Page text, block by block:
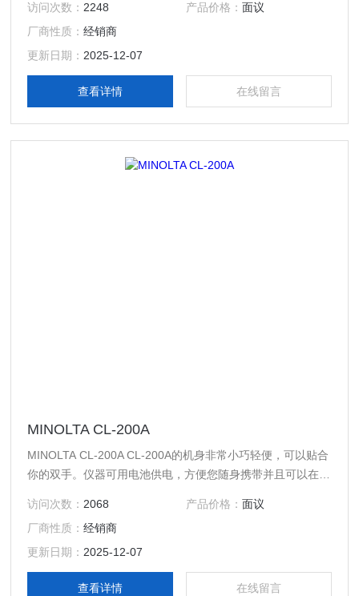
OLED、有机EL照明的显色指数、照度、色度、相关色温等参
数。
访问次数： 2248 产品价格： 面议
厂商性质：经销商
更新日期： 2025-12-07
查看详情 在线留言
MINOLTA CL-200A
MINOLTA CL-200A CL-200A的机身非常小巧轻便，可以贴合
你的双手。仪器可用电池供电，方便您随身携带并且可以在现
访问次数： 2068 产品价格： 面议
厂商性质：经销商
更新日期： 2025-12-07
查看详情 在线留言